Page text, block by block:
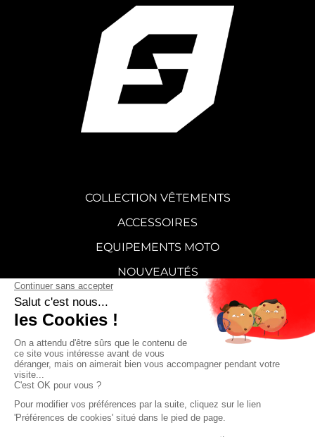
COLLECTION VÊTEMENTS
ACCESSOIRES
EQUIPEMENTS MOTO
NOUVEAUTÉS
CARTE CADEAU
SUPERMOT
FAQ
CGV Mentions légales Politique de confidentialité